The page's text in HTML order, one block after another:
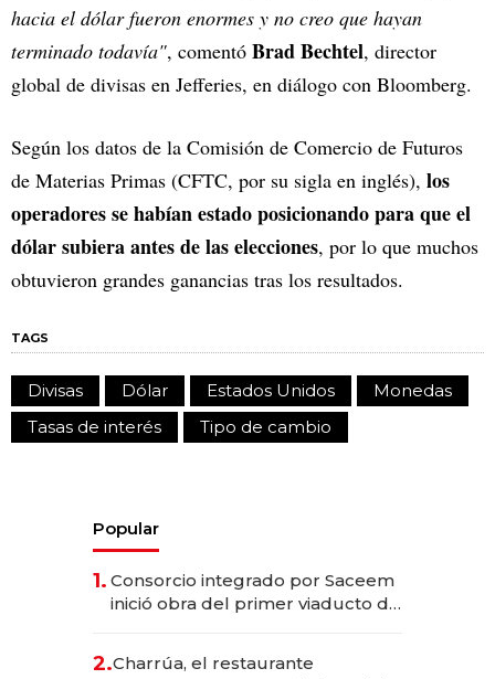
hacia el dólar fueron enormes y no creo que hayan
terminado todavía", comentó Brad Bechtel, director
global de divisas en Jefferies, en diálogo con Bloomberg.
Según los datos de la Comisión de Comercio de Futuros
de Materias Primas (CFTC, por su sigla en inglés), los
operadores se habían estado posicionando para que el
dólar subiera antes de las elecciones, por lo que muchos
obtuvieron grandes ganancias tras los resultados.
TAGS
Divisas Dólar Estados Unidos
Monedas
Tasas de interés
Tipo de cambio
Popular
1. Consorcio integrado por Saceem
inició obra del primer viaducto de
millones
2.Charrúa, el restaurante